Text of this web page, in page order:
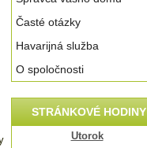
Časté otázky
Havarijná služba
O spoločnosti
STRÁNKOVÉ HODINY
Utorok